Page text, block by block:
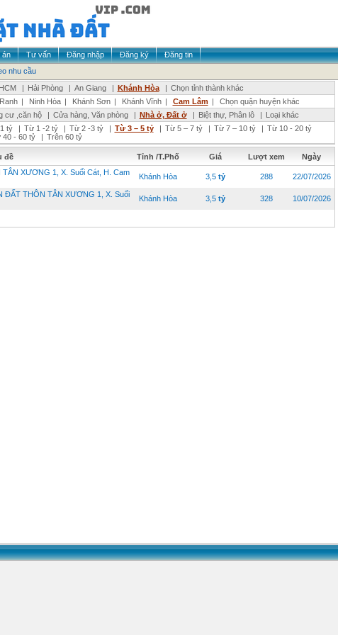
án Tư vấn Đăng nhập Đăng ký
Đăng tin
nhu cầu
| Hải Phòng | An Giang | Khánh Hòa | Chọn tỉnh thành khác
| Ninh Hòa | Khánh Sơn | Khánh Vĩnh | Cam Lâm |
Chọn quận huyện khác
cư ,căn hộ | Cửa hàng, Văn phòng | Nhà ở, Đất ở | Biệt thự, Phân lô | Loại khác
tỷ | Từ 1 -2 tỷ | Từ 2 -3 tỷ | Từ 3 – 5 tỷ | Từ 5 – 7 tỷ | Từ 7 – 10 tỷ | Từ 10 - 20 tỷ
40 - 60 tỷ | Trên 60 tỷ
đề Tỉnh /T.Phố Giá Lượt xem
Ngày
XƯƠNG 1, X. Suối Cát, H. Cam
Khánh Hòa 3,5 tỷ 288 22/07/2026
ĐẤT THÔN TÂN XƯƠNG 1, X. Suối
Khánh Hòa 3,5 tỷ 328 10/07/2026